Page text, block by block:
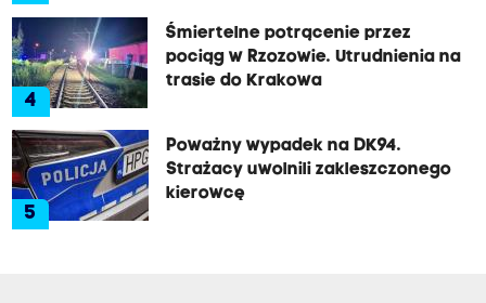
4
Śmiertelne potrącenie przez
pociąg w Rzozowie. Utrudnienia na
trasie do Krakowa
5
Poważny wypadek na DK94.
Strażacy uwolnili zakleszczonego
kierowcę